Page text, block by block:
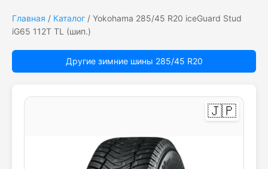
Главная / Каталог / Yokohama 285/45 R20 iceGuard Stud
iG65 112T TL (шип.)
Другие зимние шины 285/45 R20
🇯🇵